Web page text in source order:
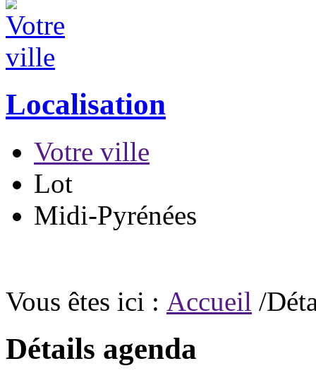
Localisation
Votre ville
Lot
Midi-Pyrénées
Vous êtes ici : Accueil /
Détails agenda